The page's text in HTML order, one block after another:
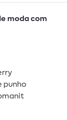
moda com
punho